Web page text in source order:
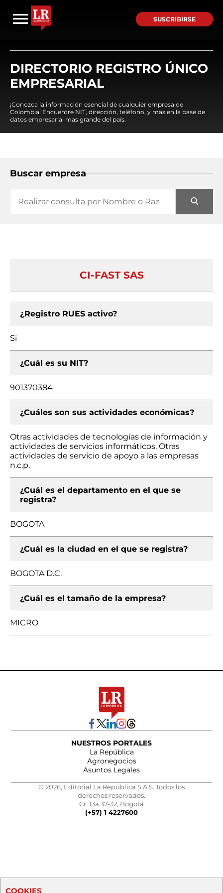
SUSCRIBIRSE
DIRECTORIO REGISTRO ÚNICO
EMPRESARIAL
¡Conozca la información esencial de cualquier empresa de
Colombia! Encuentre NIT, dirección, teléfono, y mas en la base de
datos empresarial mas grande del país.
Buscar empresa
CI-FAST SAS
¿Registro RUES activo?
Si
¿Cuál es su NIT?
901370384
¿Cuáles son sus actividades económicas?
Otras actividades de tecnologías de información y
actividades de servicios informáticos, Otras
actividades de servicio de apoyo a las empresas
n.c.p.
¿Cuál es el departamento en el que se
registra?
BOGOTA
¿Cuál es la ciudad en el que se registra?
BOGOTA D.C.
¿Cuál es el tamaño de la empresa?
MICRO
NUESTROS PORTALES
La República
Agronegocios
Asuntos Legales
© 2026, Editorial La República S.A.S. Todos los
derechos reservados.
Cr. 13a 37-32, Bogotá
(+57) 1 4227600
COOKIES